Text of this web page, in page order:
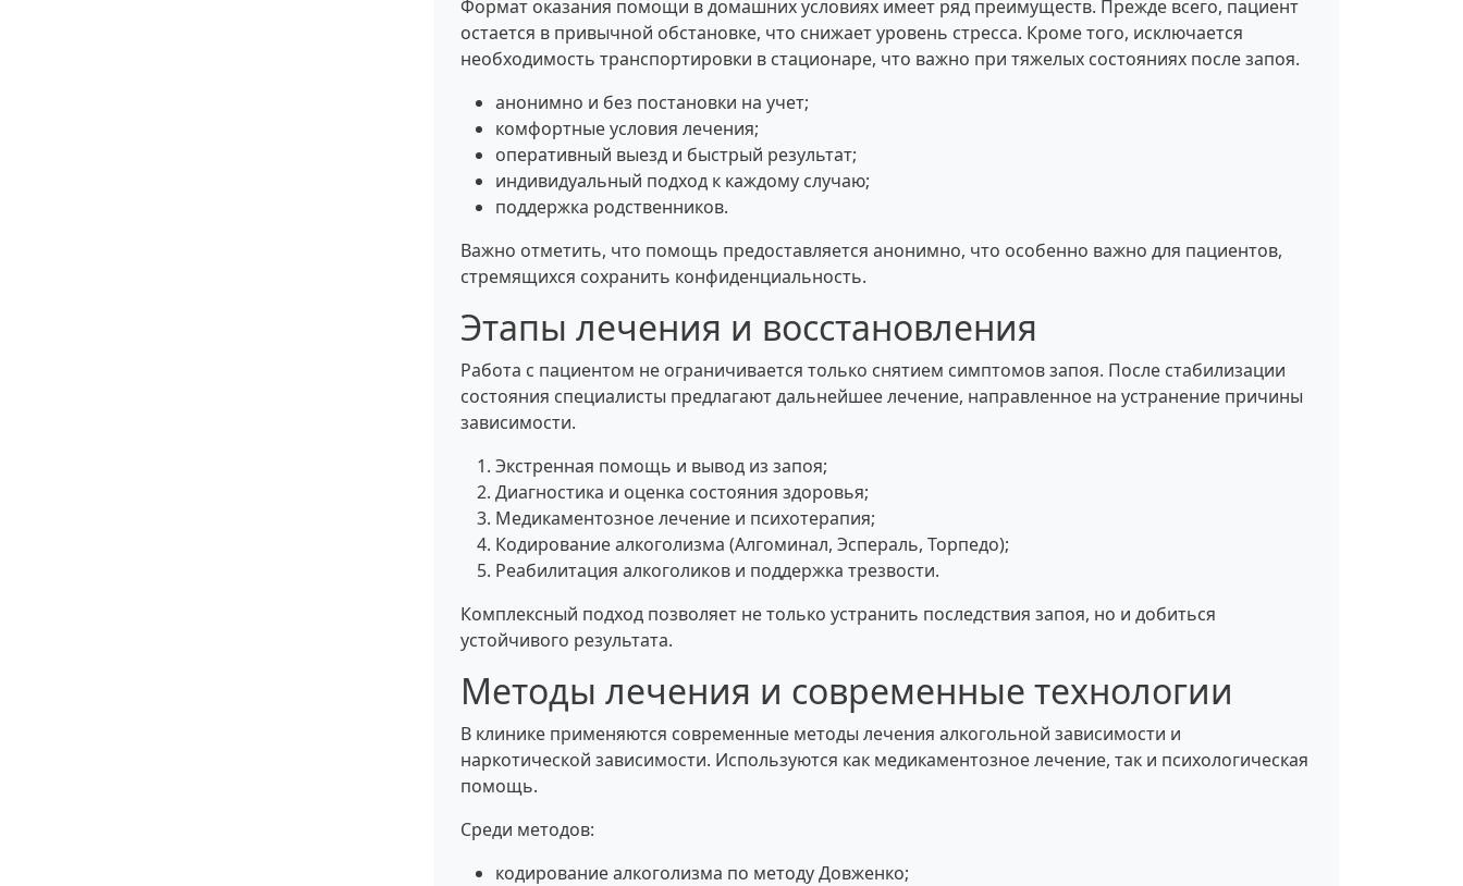
Формат оказания помощи в домашних условиях имеет ряд преимуществ. Прежде всего, пациент
остается в привычной обстановке, что снижает уровень стресса. Кроме того, исключается
необходимость транспортировки в стационаре, что важно при тяжелых состояниях после запоя.
анонимно и без постановки на учет;
комфортные условия лечения;
оперативный выезд и быстрый результат;
индивидуальный подход к каждому случаю;
поддержка родственников.
Важно отметить, что помощь предоставляется анонимно, что особенно важно для пациентов,
стремящихся сохранить конфиденциальность.
Этапы лечения и восстановления
Работа с пациентом не ограничивается только снятием симптомов запоя. После стабилизации
состояния специалисты предлагают дальнейшее лечение, направленное на устранение причины
зависимости.
Экстренная помощь и вывод из запоя;
Диагностика и оценка состояния здоровья;
Медикаментозное лечение и психотерапия;
Кодирование алкоголизма (Алгоминал, Эспераль, Торпедо);
Реабилитация алкоголиков и поддержка трезвости.
Комплексный подход позволяет не только устранить последствия запоя, но и добиться
устойчивого результата.
Методы лечения и современные технологии
В клинике применяются современные методы лечения алкогольной зависимости и
наркотической зависимости. Используются как медикаментозное лечение, так и психологическая
помощь.
Среди методов:
кодирование алкоголизма по методу Довженко;